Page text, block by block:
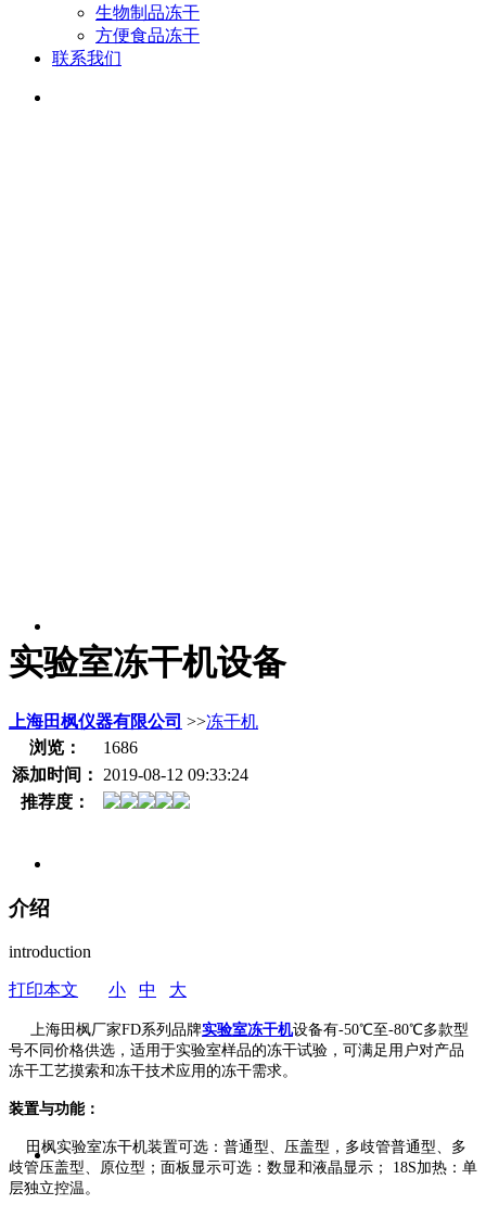
生物制品冻干
方便食品冻干
联系我们
实验室冻干机设备
上海田枫仪器有限公司 >>冻干机
浏览：
1686
添加时间：
2019-08-12 09:33:24
推荐度：
介绍
introduction
打印本文 小 中 大
上海田枫厂家FD系列品牌实验室冻干机设备有-50℃至-80℃多款型
号不同价格供选，适用于实验室样品的冻干试验，可满足用户对产品
冻干工艺摸索和冻干技术应用的冻干需求。
装置与功能：
田枫实验室冻干机装置可选：普通型、压盖型，多歧管普通型、多
歧管压盖型、原位型；面板显示可选：数显和液晶显示； 18S加热：单
层独立控温。